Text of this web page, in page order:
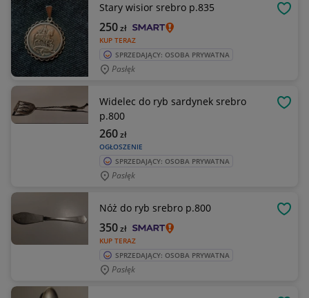
Stary wisior srebro p.835
KUP TERAZ
250zł
SPRZEDAJĄCY: OSOBA PRYWATNA
Pasłęk
Widelec do ryb sardynek srebro
p.800
OGŁOSZENIE
260zł
SPRZEDAJĄCY: OSOBA PRYWATNA
Pasłęk
Nóż do ryb srebro p.800
KUP TERAZ
350zł
SPRZEDAJĄCY: OSOBA PRYWATNA
Pasłęk